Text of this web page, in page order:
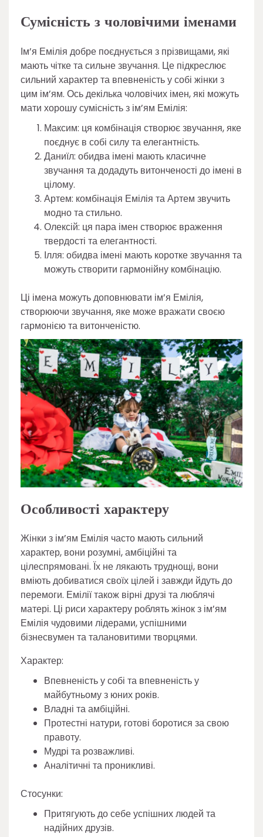
Сумісність з чоловічими іменами
Ім’я Емілія добре поєднується з прізвищами, які
мають чітке та сильне звучання. Це підкреслює
сильний характер та впевненість у собі жінки з
цим ім’ям. Ось декілька чоловічих імен, які можуть
мати хорошу сумісність з ім’ям Емілія:
Максим: ця комбінація створює звучання, яке
поєднує в собі силу та елегантність.
Даниїл: обидва імені мають класичне
звучання та додадуть витонченості до імені в
цілому.
Артем: комбінація Емілія та Артем звучить
модно та стильно.
Олексій: ця пара імен створює враження
твердості та елегантності.
Ілля: обидва імені мають коротке звучання та
можуть створити гармонійну комбінацію.
Ці імена можуть доповнювати ім’я Емілія,
створюючи звучання, яке може вражати своєю
гармонією та витонченістю.
Особливості характеру
Жінки з ім’ям Емілія часто мають сильний
характер, вони розумні, амбіційні та
цілеспрямовані. Їх не лякають труднощі, вони
вміють добиватися своїх цілей і завжди йдуть до
перемоги. Емілії також вірні друзі та люблячі
матері. Ці риси характеру роблять жінок з ім’ям
Емілія чудовими лідерами, успішними
бізнесвумен та талановитими творцями.
Характер:
Впевненість у собі та впевненість у
майбутньому з юних років.
Владні та амбіційні.
Протестні натури, готові боротися за свою
правоту.
Мудрі та розважливі.
Аналітичні та проникливі.
Стосунки:
Притягують до себе успішних людей та
надійних друзів.